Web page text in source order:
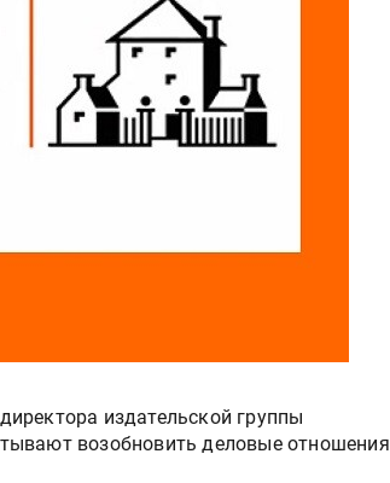
издательской группы
возобновить деловые отношения